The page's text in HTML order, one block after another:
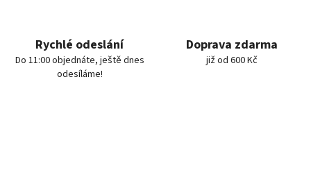
Rychlé odeslání
Do 11:00 objednáte, ještě dnes
odesíláme!
Doprava zdarma
již od 600 Kč